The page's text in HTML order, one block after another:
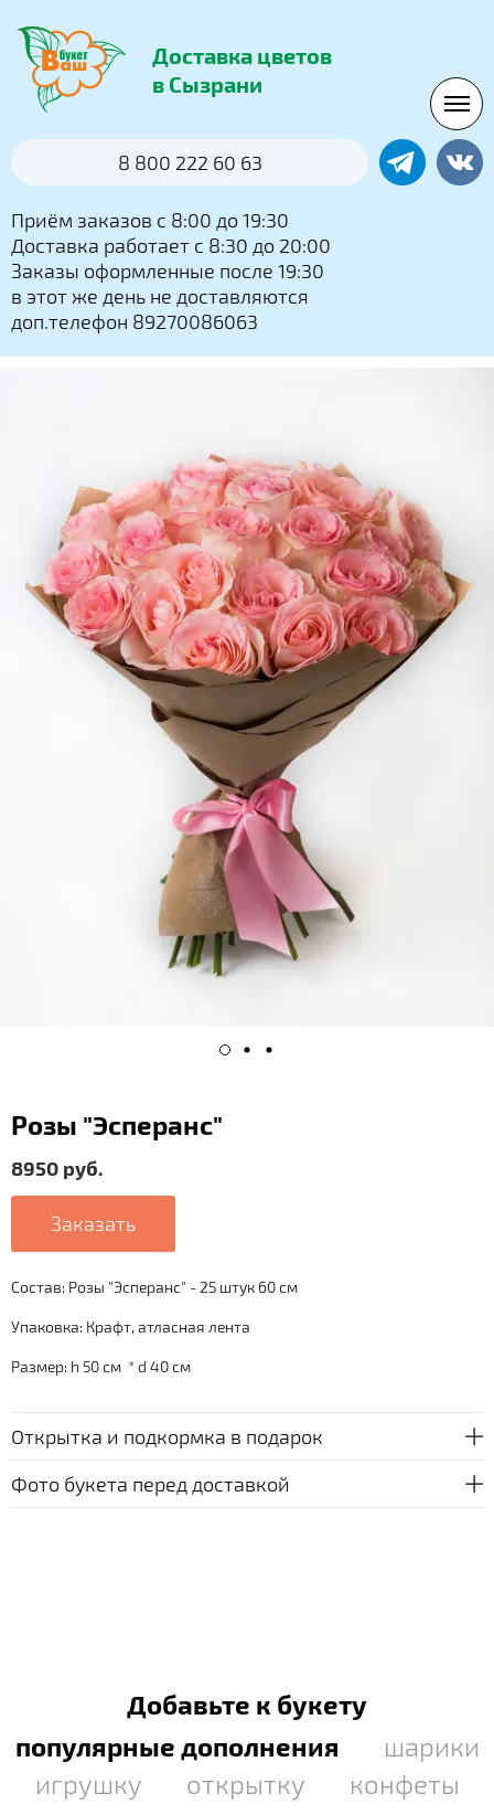
Доставка цветов
в Сызрани
8 800 222 60 63
Приём заказов с 8:00 до 19:30
Доставка работает с 8:30 до 20:00
Заказы оформленные после 19:30
в этот же день не доставляются
доп.телефон 89270086063
Розы "Эсперанс"
8950 руб.
Заказать
Состав: Розы "Эсперанс" - 25 штук 60 см
Упаковка: Крафт, атласная лента
Размер: h 50 см * d 40 см
Открытка и подкормка в подарок
Фото букета перед доставкой
Добавьте к букету
популярные дополнения
шарики
игрушку
открытку конфеты